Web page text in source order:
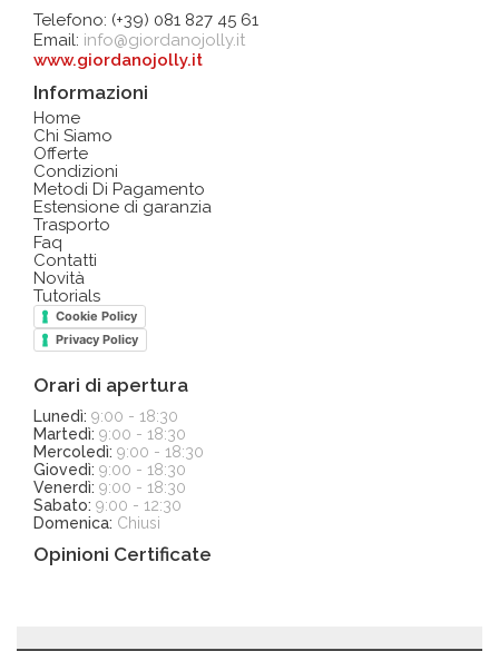
Telefono: (+39) 081 827 45 61
Email: info@giordanojolly.it
www.giordanojolly.it
Informazioni
Home
Chi Siamo
Offerte
Condizioni
Metodi Di Pagamento
Estensione di garanzia
Trasporto
Faq
Contatti
Novità
Tutorials
Cookie Policy
Privacy Policy
Orari di apertura
Lunedì: 9:00 - 18:30
Martedì: 9:00 - 18:30
Mercoledì: 9:00 - 18:30
Giovedì: 9:00 - 18:30
Venerdì: 9:00 - 18:30
Sabato: 9:00 - 12:30
Domenica: Chiusi
Opinioni Certificate